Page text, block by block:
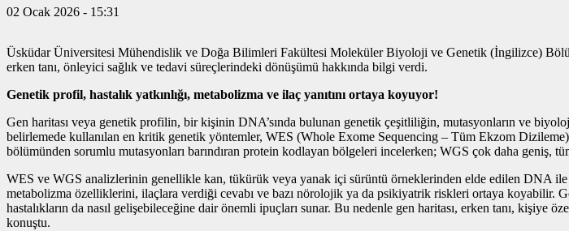
02 Ocak 2026 - 15:31
Üsküdar Üniversitesi Mühendislik ve Doğa Bilimleri Fakültesi Moleküler Biyoloji ve Genetik (İngilizce)
erken tanı, önleyici sağlık ve tedavi süreçlerindeki dönüşümü hakkında bilgi verdi.
Genetik profil, hastalık yatkınlığı, metabolizma ve ilaç yanıtını ortaya koyuyor!
Gen haritası veya genetik profilin, bir kişinin DNA’sında bulunan genetik çeşitliliğin, mutasyonların ve
belirlemede kullanılan en kritik genetik yöntemler, WES (Whole Exome Sequencing – Tüm Ekzom
bölümünden sorumlu mutasyonları barındıran protein kodlayan bölgeleri incelerken; WGS çok daha geniş,
WES ve WGS analizlerinin genellikle kan, tükürük veya yanak içi sürüntü örneklerinden elde edilen DNA ile
metabolizma özelliklerini, ilaçlara verdiği cevabı ve bazı nörolojik ya da psikiyatrik riskleri ortaya koyabilir.
hastalıkların da nasıl gelişebileceğine dair önemli ipuçları sunar. Bu nedenle gen haritası, erken tanı,
konuştu.